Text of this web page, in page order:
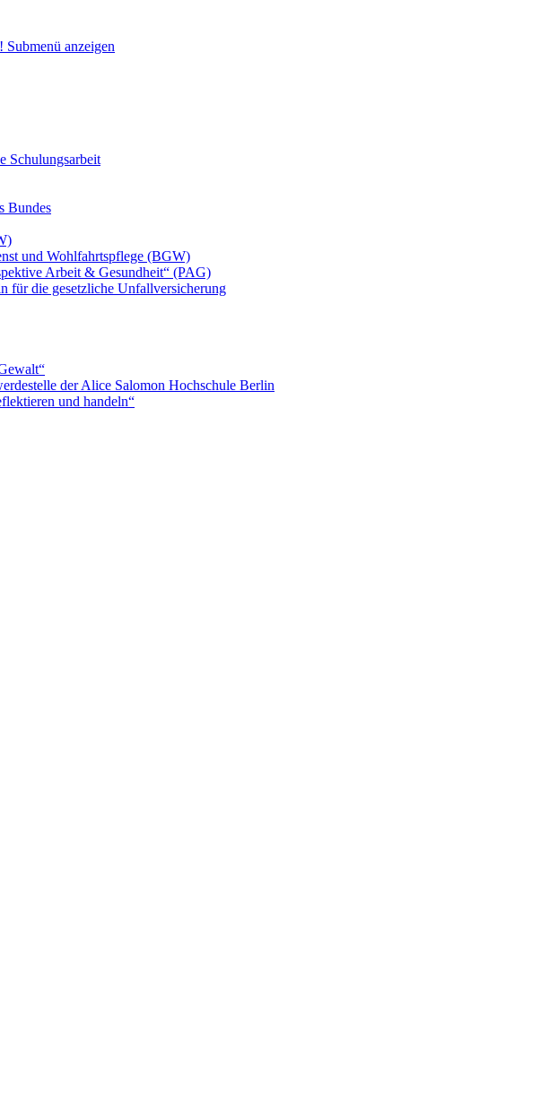
Submenü anzeigen
Schulungsarbeit
Bundes
und Wohlfahrtspflege (BGW)
Arbeit & Gesundheit“ (PAG)
für die gesetzliche Unfallversicherung
der Alice Salomon Hochschule Berlin
und handeln“